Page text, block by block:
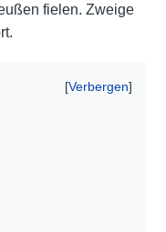
fielen. Zweige